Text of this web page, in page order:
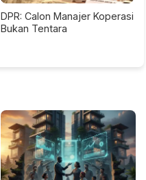
DPR: Calon Manajer Koperasi
Bukan Tentara